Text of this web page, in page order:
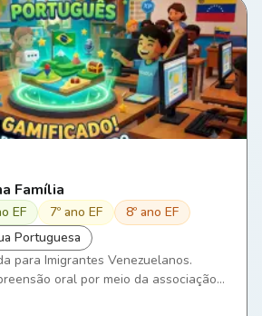
Família
EF 7º ano EF
8º ano EF
Portuguesa
para Imigrantes Venezuelanos.
oral por meio da associação